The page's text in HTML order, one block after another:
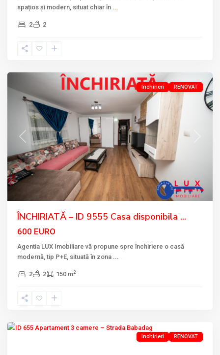
spațios și modern, situat chiar în ...
2 2
ROSA
Previous
Inchirieri RENOVAT
ÎNCHIRIATĂ – ID 9555 Casa disponibila ...
600 EURO
Agentia LUX Imobiliare vă propune spre închiriere o casă
modernă, tip P+E, situată în zona ...
2 2 150 m2
BABADAG
Inchirieri RENOVAT